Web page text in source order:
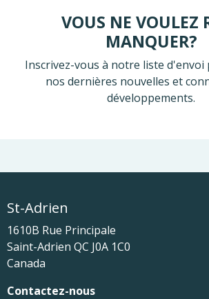
VOUS NE VOULEZ
MANQUER?
Inscrivez-vous à notre liste
nos dernières nouvelles et
développements.
St-Adrien
1610B Rue Principale
Saint-Adrien QC J0A 1C0
Canada
Contactez-nous